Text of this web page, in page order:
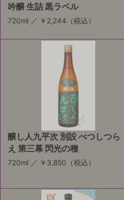
吟醸 生詰 黒ラベル
720ml ／ ￥2,244 （税込）
醸し人九平次 別設 べつしつら
え 第三幕 閃光の種
720ml ／ ￥3,850 （税込）